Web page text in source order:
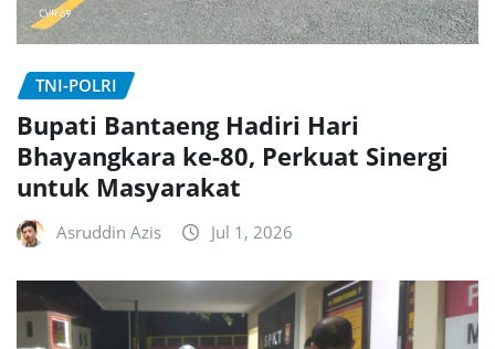
TNI-POLRI
Bupati Bantaeng Hadiri Hari
Bhayangkara ke-80, Perkuat Sinergi
untuk Masyarakat
Asruddin Azis Jul 1, 2026